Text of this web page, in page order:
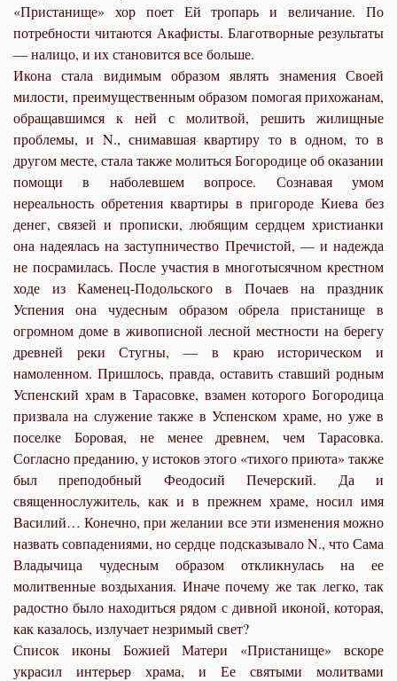
«Пристанище» хор поет Ей тропарь и величание. По
потребности читаются Акафисты. Благотворные результаты
— налицо, и их становится все больше.
Икона стала видимым образом являть знамения Своей
милости, преимущественным образом помогая прихожанам,
обращавшимся к ней с молитвой, решить жилищные
проблемы, и N., снимавшая квартиру то в одном, то в
другом месте, стала также молиться Богородице об оказании
помощи в наболевшем вопросе. Сознавая умом
нереальность обретения квартиры в пригороде Киева без
денег, связей и прописки, любящим сердцем христианки
она надеялась на заступничество Пречистой, — и надежда
не посрамилась. После участия в многотысячном крестном
ходе из Каменец-Подольского в Почаев на праздник
Успения она чудесным образом обрела пристанище в
огромном доме в живописной лесной местности на берегу
древней реки Стугны, — в краю историческом и
намоленном. Пришлось, правда, оставить ставший родным
Успенский храм в Тарасовке, взамен которого Богородица
призвала на служение также в Успенском храме, но уже в
поселке Боровая, не менее древнем, чем Тарасовка.
Согласно преданию, у истоков этого «тихого приюта» также
был преподобный Феодосий Печерский. Да и
священнослужитель, как и в прежнем храме, носил имя
Василий… Конечно, при желании все эти изменения можно
назвать совпадениями, но сердце подсказывало N., что Сама
Владычица чудесным образом откликнулась на ее
молитвенные воздыхания. Иначе почему же так легко, так
радостно было находиться рядом с дивной иконой, которая,
как казалось, излучает незримый свет?
Список иконы Божией Матери «Пристанище» вскоре
украсил интерьер храма, и Ее святыми молитвами